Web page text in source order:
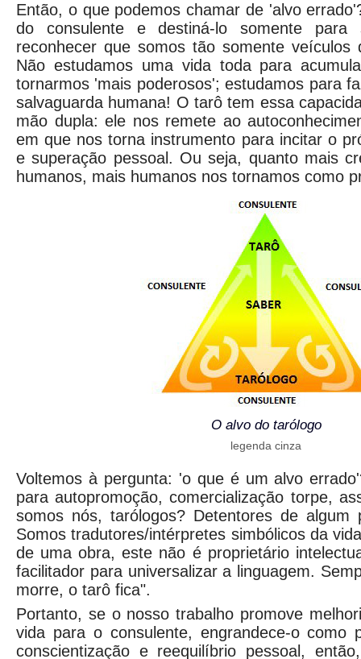
Então, o que podemos chamar de 'alvo
do consulente e destiná-lo somente para
reconhecer que somos tão somente veículos
Não estudamos uma vida toda para
tornarmos 'mais poderosos'; estudamos para
salvaguarda humana! O tarô tem essa
mão dupla: ele nos remete ao
em que nos torna instrumento para incitar o
e superação pessoal. Ou seja, quanto mais
humanos, mais humanos nos tornamos como
O alvo do tarólogo
legenda cinza
Voltemos à pergunta: 'o que é um alvo
para autopromoção, comercialização torpe,
somos nós, tarólogos? Detentores de algum
Somos tradutores/intérpretes simbólicos da
de uma obra, este não é proprietário
facilitador para universalizar a linguagem.
morre, o tarô fica".
Portanto, se o nosso trabalho promove
vida para o consulente, engrandece-o como
conscientização e reequilíbrio pessoal,